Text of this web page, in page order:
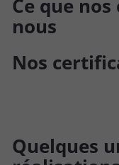
Ce que
nous
Nos
Quelques